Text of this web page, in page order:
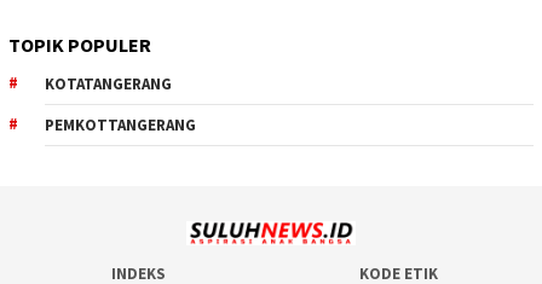
TOPIK POPULER
KOTATANGERANG
PEMKOTTANGERANG
INDEKS
KODE ETIK